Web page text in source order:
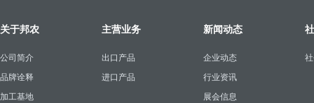
关于邦农
公司简介
品牌诠释
加工基地
主营业务
出口产品
进口产品
新闻动态
企业动态
行业资讯
展会信息